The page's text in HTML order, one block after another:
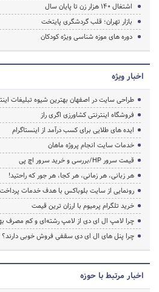
اشتغال 140 هزار زن تا پایان سال
بازار تهران؛ قلب گردشگری پایتخت
دوره های موزه شناسی ویژه کودکان
اخبار ویژه
طراحی سایت در اصفهان بهترین شیوه تبلیغات
فروشگاه اینترنتی کشاورزی اگری راز
ایده های طلایی برای کسب درآمد از اینستاگرام
خدمات سایت انجام پروژه ماهان
قیمت سرور HP/بررسی و خرید سرور اچ پی
هر زبانی، هر زمانی، هر کجا، هر جور که راحتید!
رونمایی از سایت بلوباکس با هدف خدمات
خرید تلگرام پرمیوم با ارزان ترین قیمت
چرا لامپ ال ای دی از لامپ رشته‌ای و کم مصرف
چرا پنل های ال ای دی سقفی فروش خوبی دارند؟
اخبار مرتبط با حوزه